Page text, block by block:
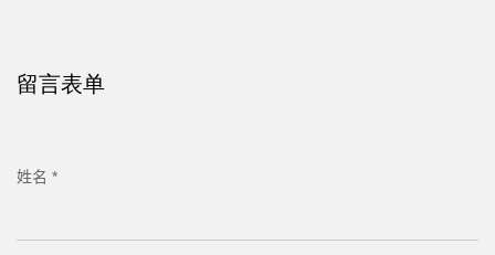
留言表单
姓名 *